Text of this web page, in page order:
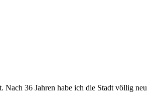
Nach 36 Jahren habe ich die Stadt völlig neu